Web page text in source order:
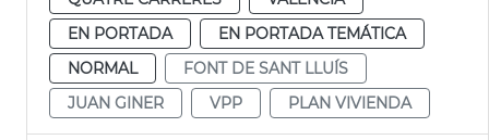
EN PORTADA
EN PORTADA TEMÁTICA
NORMAL
FONT DE SANT LLUÍS
JUAN GINER
VPP PLAN VIVIENDA